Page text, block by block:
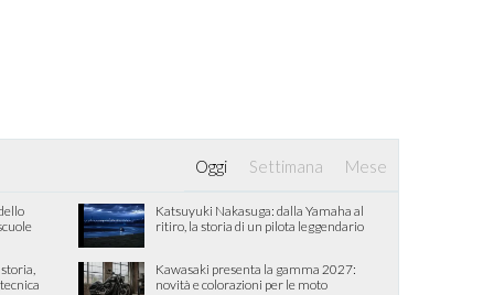
Oggi Settimana Mese
Katsuyuki Nakasuga: dalla Yamaha al
ritiro, la storia di un pilota leggendario
Kawasaki presenta la gamma 2027:
novità e colorazioni per le moto